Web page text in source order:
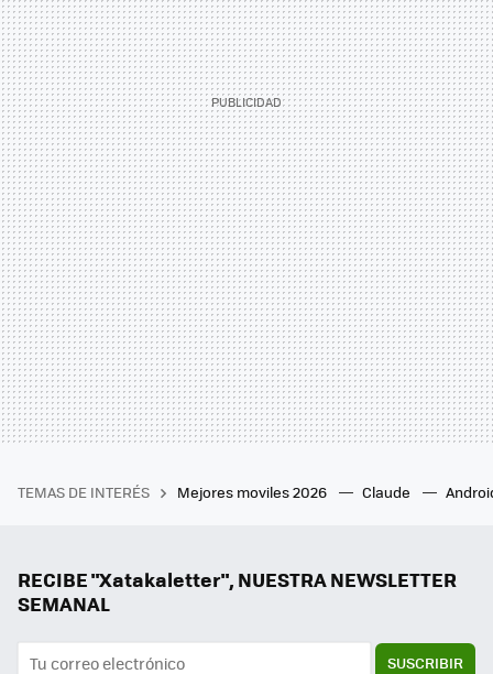
TEMAS DE INTERÉS Mejores moviles 2026 Claude
RECIBE "Xatakaletter", NUESTRA NEWSLETTER
SEMANAL
SUSCRIBIR